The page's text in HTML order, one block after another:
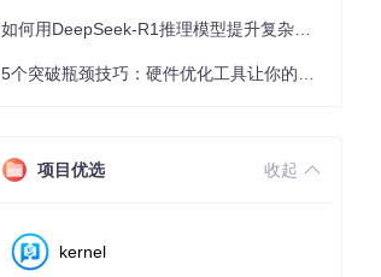
项目优选 收起
kernel